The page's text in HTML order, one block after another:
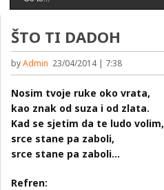
ŠTO TI DADOH
byAdmin 23/04/2014 | 7:38
Nosim tvoje ruke oko vrata,
kao znak od suza i od zlata.
Kad se sjetim da te ludo volim,
srce stane pa zaboli,
srce stane pa zaboli…
Refren: